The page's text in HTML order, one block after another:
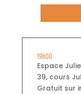
19h00
Espace
39, cours
Gratuit sur